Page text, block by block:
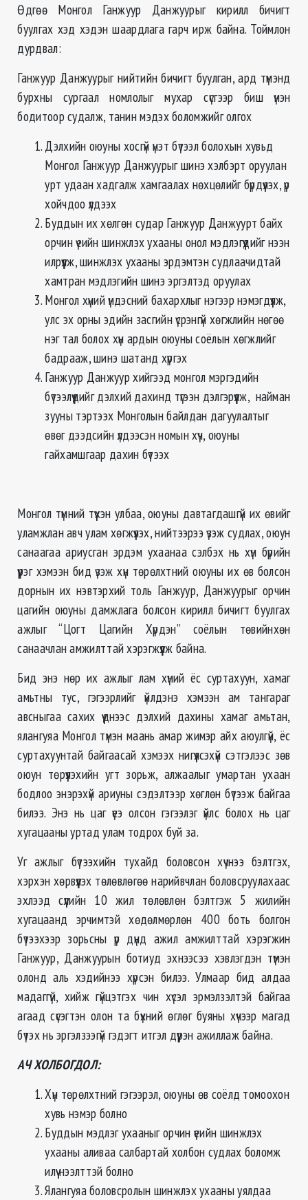
Өдгөө Монгол Ганжуур Данжуурыг кирилл бичигт
буулгах хэд хэдэн шаардлага гарч ирж байна. Тоймлон
дурдвал:
Ганжуур Данжуурыг нийтийн бичигт буулган, ард түмэнд
бурхны сургаал номлолыг мухар сүсгээр биш үнэн
бодитоор судалж, танин мэдэх боломжийг олгох
Дэлхийн оюуны хосгүй үнэт бүтээл болохын хувьд
Монгол Ганжуур Данжуурыг шинэ хэлбэрт оруулан
урт удаан хадгалж хамгаалах нөхцөлийг бүрдүүлэх, үр
хойчдоо үлдээх
Буддын их хөлгөн судар Ганжуур Данжуурт байх
орчин үеийн шинжлэх ухааны онол мэдлэгүүдийг нээн
илрүүлж, шинжлэх ухааны эрдэмтэн судлаачидтай
хамтран мэдлэгийн шинэ эргэлтэд оруулах
Монгол хүний үндэсний бахархлыг нэгээр нэмэгдүүлж,
улс эх орны эдийн засгийн үсрэнгүй хөгжлийн нөгөө
нэг тал болох хүн ардын оюуны соёлын хөгжлийг
бадрааж, шинэ шатанд хүргэх
Ганжуур Данжуур хийгээд монгол мэргэдийн
бүтээлүүдийг дэлхий дахинд түгээн дэлгэрүүлж, найман
зууны тэртээх Монголын байлдан дагуулалтыг
өвөг дээдсийн үлдээсэн номын хүч, оюуны
гайхамшгаар дахин бүтээх
Монгол түмний түүхэн улбаа, оюуны давтагдашгүй их өвийг
уламжлан авч улам хөгжүүлэх, нийтээрээ үзэж судлах, оюун
санаагаа ариусган эрдэм ухаанаа сэлбэх нь хүн бүрийн
үүрэг хэмээн бид үзэж хүн төрөлхтний оюуны их өв болсон
дорнын их нэвтэрхий толь Ганжуур, Данжуурыг орчин
цагийн оюуны дамжлага болсон кирилл бичигт буулгах
ажлыг “Цогт Цагийн Хүрдэн” соёлын төвийнхөн
санаачлан амжилттай хэрэгжүүлж байна.
Бид энэ нөр их ажлыг лам хүний ёс суртахуун, хамаг
амьтны тус, гэгээрлийг үйлдэнэ хэмээн ам тангараг
авсныгаа сахих үүднээс дэлхий дахины хамаг амьтан,
ялангуяа Монгол түмэн маань амар жимэр айх аюулгүй, ёс
суртахуунтай байгаасай хэмээх нигүүлсэхүй сэтгэлээс зөв
оюун төрүүлэхийн угт зорьж, алжаалыг умартан ухаан
бодлоо энэрэхүй ариуны сэдэлтээр хөглөн бүтээж байгаа
билээ. Энэ нь цаг үеэ олсон гэгээлэг үйлс болох нь цаг
хугацааны уртад улам тодрох буй за.
Уг ажлыг бүтээхийн тухайд боловсон хүчнээ бэлтгэх,
хэрхэн хөрвүүлэх төлөвлөгөө нарийвчлан боловсруулахаас
эхлээд сүүлийн 10 жил төлөвлөн бэлтгэж 5 жилийн
хугацаанд эрчимтэй хөдөлмөрлөн 400 боть болгон
бүтээхээр зорьсны үр дүнд ажил амжилттай хэрэгжин
Ганжуур, Данжуурын ботиуд эхнээсээ хэвлэгдэн түмэн
олонд аль хэдийнээ хүрсэн билээ. Улмаар бид алдаа
мадаггүй, хийж гүйцэтгэх чин хүсэл эрмэлзэлтэй байгаа
агаад сүсэгтэн олон та бүхний өглөг буяны хүчээр магад
бүтэх нь эргэлзээгүй гэдэгт итгэл дүүрэн ажиллаж байна.
АЧ ХОЛБОГДОЛ:
Хүн төрөлхтний гэгээрэл, оюуны өв соёлд томоохон
хувь нэмэр болно
Буддын мэдлэг ухааныг орчин үеийн шинжлэх
ухааны аливаа салбартай холбон судлах боломж
илүү нээлттэй болно
Ялангуяа боловсролын шинжлэх ухааны уялдаа